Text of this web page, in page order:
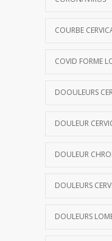
COURBE
COVID FORME
DOOULEURS
DOULEUR
DOULEUR
DOULEURS
DOULEURS